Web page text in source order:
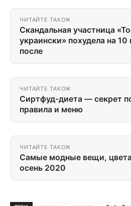
ЧИТАЙТЕ ТАКОЖ
Скандальная участница
украински» похудела на 10
после
ЧИТАЙТЕ ТАКОЖ
Сиртфуд-диета — секрет
правила и меню
ЧИТАЙТЕ ТАКОЖ
Самые модные вещи, цвета
осень 2020